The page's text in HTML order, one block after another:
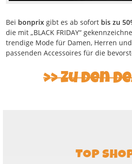
Bei bonprix gibt es ab sofort bis zu
die mit „BLACK FRIDAY“
trendige Mode für Damen, Herren
passenden Accessoires für die
Zu den
TOP